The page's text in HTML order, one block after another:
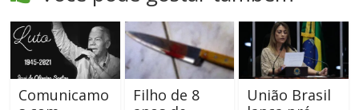
Comunicamo
Filho de 8
União Brasil